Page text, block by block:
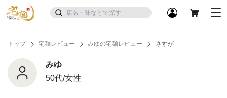
トップ 宅麺レビュー みゆの宅麺レビュー さすが
みゆ
50代/女性